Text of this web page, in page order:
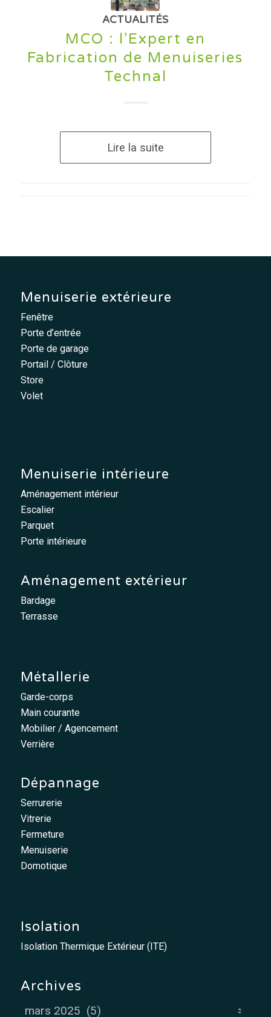
ACTUALITÉS
MCO : l’Expert en
Fabrication de Menuiseries
Technal
Lire la suite
Menuiserie extérieure
Fenêtre
Porte d’entrée
Porte de garage
Portail / Clôture
Store
Volet
Menuiserie intérieure
Aménagement intérieur
Escalier
Parquet
Porte intérieure
Aménagement extérieur
Bardage
Terrasse
Métallerie
Garde-corps
Main courante
Mobilier / Agencement
Verrière
Dépannage
Serrurerie
Vitrerie
Fermeture
Menuiserie
Domotique
Isolation
Isolation Thermique Extérieur (ITE)
Archives